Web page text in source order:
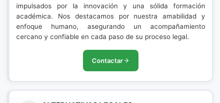
impulsados por la innovación y una sólida formación
académica. Nos destacamos por nuestra amabilidad y
enfoque humano, asegurando un acompañamiento
cercano y confiable en cada paso de su proceso legal.
Contactar